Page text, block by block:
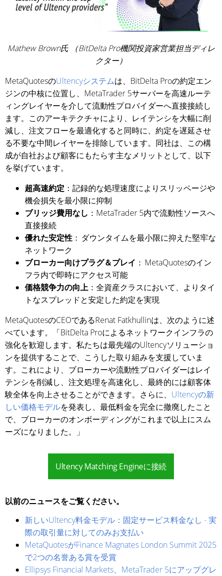
Mathew Brown氏 （BitDelta Pro機関投資家営業担当ディレ
クター）
MetaQuotesのUltencyシステムは、BitDelta Proの約定エン
ジンの中核に位置し、MetaTrader 5サーバーを高速ルーテ
ィングレイヤーを介して流動性プロバイダーへ直接接続し
ます。このアーキテクチャにより、レイテンシを大幅に削
減し、注文フローを最適化すると同時に、約定を遅延させ
る不要な中間レイヤーを排除しています。同社は、この構
成が自社および顧客にもたらす主なメリットとして、以下
を挙げています。
超高速約定 ：記録的な処理速度によりスリッページや
機会損失を最小限に抑制
ブリッジ費用なし ：MetaTrader 5内で流動性ソースへ
直接接続
優れた安定性 ： ダウンタイムを最小限に抑えた堅牢な
ネットワーク
ブローカー向けプラグ＆プレイ ： MetaQuotesのイン
フラ内で即時にアクセス可能
価格競争力の向上 ：全資産クラスにおいて、よりタイ
トなスプレッドと安定した約定を実現
MetaQuotesのCEOであるRenat Fatkhullinは、次のように述
べています。「BitDelta Proによるネットワークインフラの
強化を歓迎します。私たちは最先端のUltencyソリューショ
ンを提供することで、こうした取り組みを支援していま
す。これにより、ブローカーや流動性プロバイダーはレイ
テンシを削減し、注文処理を高速化し、最終的には顧客体
験全体を向上させることができます。さらに、 Ultencyの新
しい価格モデルを発表し、最低料金を完全に撤廃したこと
で、ブローカーのオンボーディングがこれまで以上にスム
ーズになりました。」
Ultency Matching Engineに接続
以前のニュースをご覧ください。
新しいUltency料金モデル：固定サービス料金なし - 実
際の取引量に対してのみお支払い
MetaQuotesがFinance Magnates London Summit 2025
で2つの名誉ある賞を受賞
Ellipsys Financial Markets、MetaTrader 5にアップグレ